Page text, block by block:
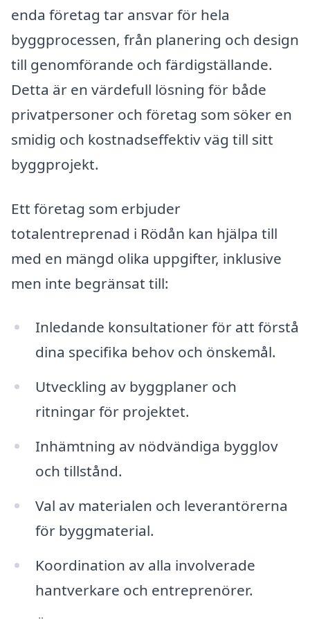
enda företag tar ansvar för hela
byggprocessen, från planering och design
till genomförande och färdigställande.
Detta är en värdefull lösning för både
privatpersoner och företag som söker en
smidig och kostnadseffektiv väg till sitt
byggprojekt.
Ett företag som erbjuder
totalentreprenad i Rödån kan hjälpa till
med en mängd olika uppgifter, inklusive
men inte begränsat till:
Inledande konsultationer för att förstå
dina specifika behov och önskemål.
Utveckling av byggplaner och
ritningar för projektet.
Inhämtning av nödvändiga bygglov
och tillstånd.
Val av materialen och leverantörerna
för byggmaterial.
Koordination av alla involverade
hantverkare och entreprenörer.